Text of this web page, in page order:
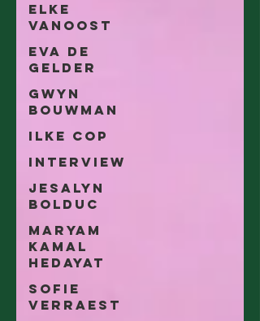
Elke
Vanoost
Eva De
Gelder
Gwyn
Bouwman
Ilke Cop
Interview
Jesalyn
Bolduc
Maryam
Kamal
Hedayat
Sofie
Verraest